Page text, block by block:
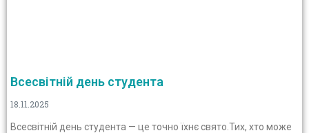
Всесвітній день студента
18.11.2025
Всесвітній день студента — це точно їхнє свято.Тих, хто може